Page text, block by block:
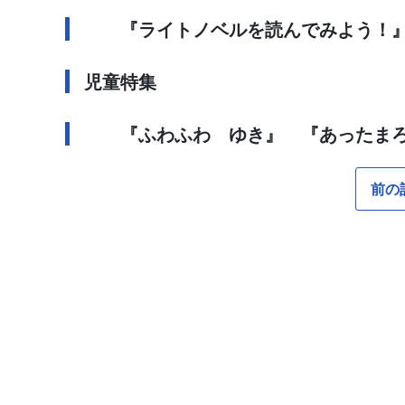
『ライトノベルを読んでみよう！』
児童特集
『ふわふわ ゆき』 『あったまろ
前の